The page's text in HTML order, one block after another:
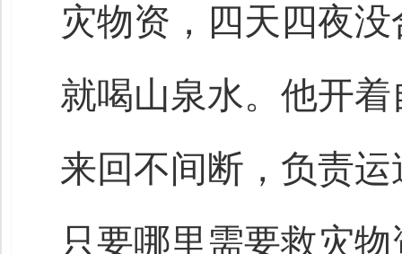
灾物资，四天四夜
就喝山泉水。他开
来回不间断，负责
只要哪里需要救灾